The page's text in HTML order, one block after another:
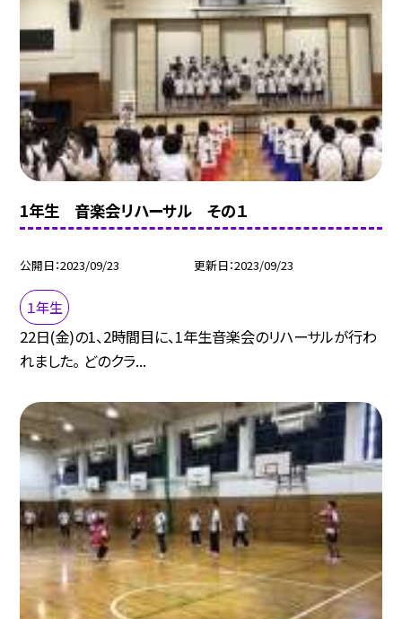
1年生 音楽会リハーサル その１
公開日 2023/09/23 更新日 2023/09/23
１年生
22日(金)の1、2時間目に、1年生音楽会のリハーサルが行わ
れました。 どのクラ...